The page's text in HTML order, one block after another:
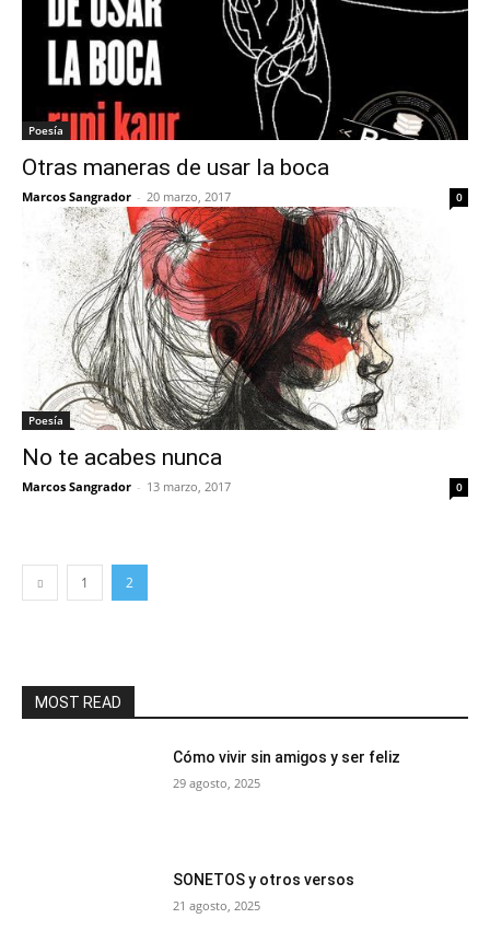
Poesía
Otras maneras de usar la boca
Marcos Sangrador - 20 marzo, 2017 0
Poesía
No te acabes nunca
Marcos Sangrador - 13 marzo, 2017 0
1 2
MOST READ
Cómo vivir sin amigos y ser feliz
29 agosto, 2025
SONETOS y otros versos
21 agosto, 2025